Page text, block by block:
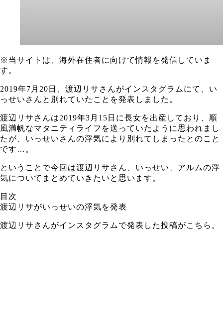
※当サイトは、海外在住者に向けて情報を発信していま
す。
2019年7月20日、渡辺リサさんがインスタグラムにて、い
っせいさんと別れていたことを発表しました。
渡辺リサさんは2019年3月15日に長女を出産しており、順
風満帆なマタニティライフを送っていたように思われまし
たが、いっせいさんの浮気により別れてしまったとのこと
です…。
ということで今回は渡辺リサさん、いっせい、アルムの浮
気についてまとめていきたいと思います。
目次
渡辺リサがいっせいの浮気を発表
渡辺リサさんがインスタグラムで発表した投稿がこちら。